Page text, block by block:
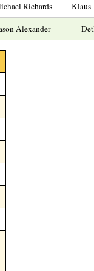
Richards
Alexander